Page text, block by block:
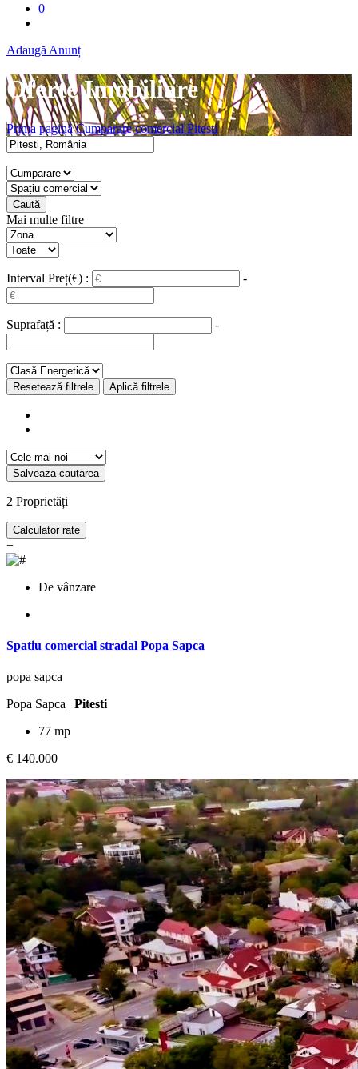
0
Adaugă Anunț
Oferte Imobiliare
Prima pagină Cumparare comercial Pitesti
Caută
Mai multe filtre
Interval Preț(€) : -
Suprafață : -
Resetează filtrele Aplică filtrele
Salveaza cautarea
2 Proprietăți
Calculator rate
+
De vânzare
Spatiu comercial stradal Popa Sapca
popa sapca
Popa Sapca | Pitesti
77 mp
€ 140.000